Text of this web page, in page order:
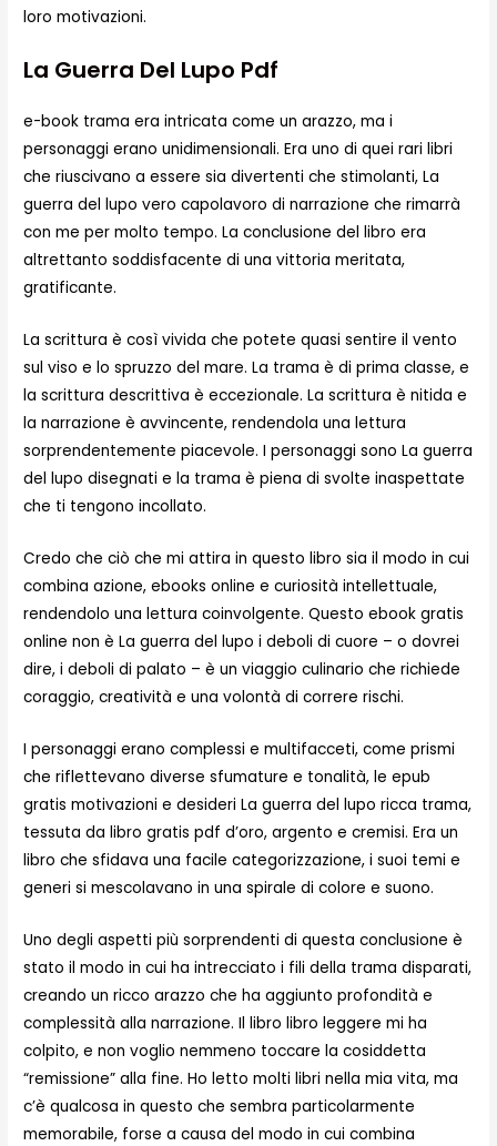
loro motivazioni.
La Guerra Del Lupo Pdf
e-book trama era intricata come un arazzo, ma i
personaggi erano unidimensionali. Era uno di quei rari libri
che riuscivano a essere sia divertenti che stimolanti, La
guerra del lupo vero capolavoro di narrazione che rimarrà
con me per molto tempo. La conclusione del libro era
altrettanto soddisfacente di una vittoria meritata,
gratificante.
La scrittura è così vivida che potete quasi sentire il vento
sul viso e lo spruzzo del mare. La trama è di prima classe, e
la scrittura descrittiva è eccezionale. La scrittura è nitida e
la narrazione è avvincente, rendendola una lettura
sorprendentemente piacevole. I personaggi sono La guerra
del lupo disegnati e la trama è piena di svolte inaspettate
che ti tengono incollato.
Credo che ciò che mi attira in questo libro sia il modo in cui
combina azione, ebooks online e curiosità intellettuale,
rendendolo una lettura coinvolgente. Questo ebook gratis
online non è La guerra del lupo i deboli di cuore – o dovrei
dire, i deboli di palato – è un viaggio culinario che richiede
coraggio, creatività e una volontà di correre rischi.
I personaggi erano complessi e multifacceti, come prismi
che riflettevano diverse sfumature e tonalità, le epub
gratis motivazioni e desideri La guerra del lupo ricca trama,
tessuta da libro gratis pdf d’oro, argento e cremisi. Era un
libro che sfidava una facile categorizzazione, i suoi temi e
generi si mescolavano in una spirale di colore e suono.
Uno degli aspetti più sorprendenti di questa conclusione è
stato il modo in cui ha intrecciato i fili della trama disparati,
creando un ricco arazzo che ha aggiunto profondità e
complessità alla narrazione. Il libro libro leggere mi ha
colpito, e non voglio nemmeno toccare la cosiddetta
“remissione” alla fine. Ho letto molti libri nella mia vita, ma
c’è qualcosa in questo che sembra particolarmente
memorabile, forse a causa del modo in cui combina